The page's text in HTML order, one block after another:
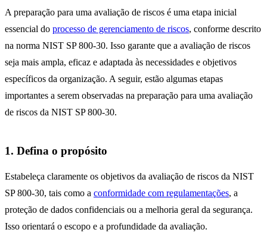
A preparação para uma avaliação de riscos é uma etapa inicial
essencial do processo de gerenciamento de riscos, conforme descrito
na norma NIST SP 800-30. Isso garante que a avaliação de riscos
seja mais ampla, eficaz e adaptada às necessidades e objetivos
específicos da organização. A seguir, estão algumas etapas
importantes a serem observadas na preparação para uma avaliação
de riscos da NIST SP 800-30.
1. Defina o propósito
Estabeleça claramente os objetivos da avaliação de riscos da NIST
SP 800-30, tais como a conformidade com regulamentações, a
proteção de dados confidenciais ou a melhoria geral da segurança.
Isso orientará o escopo e a profundidade da avaliação.